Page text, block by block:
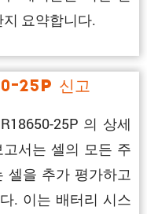
요약합니다.
25P 신고
25P 의 상세
서는 셀의 모든 주
셀을 추가 평가하고
. 이는 배터리 시스